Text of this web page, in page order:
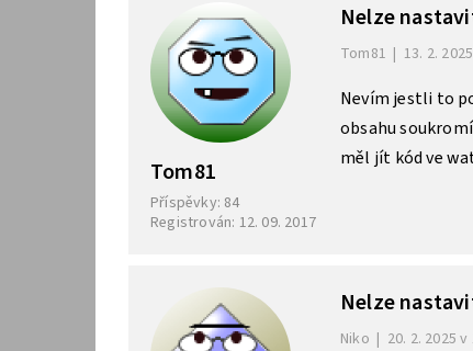
Tom81
Příspěvky: 84
Registrován: 12. 09. 2017
Nelze
Tom81 | 13. 2.
Nevím jestli to
obsahu
měl jít kód ve
Nelze
Niko | 20. 2. 2025 v